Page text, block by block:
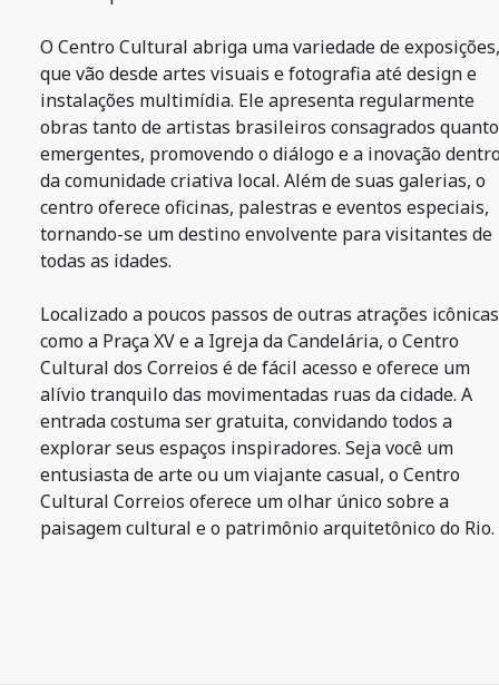
O Centro Cultural abriga uma variedade de exposições,
que vão desde artes visuais e fotografia até design e
instalações multimídia. Ele apresenta regularmente
obras tanto de artistas brasileiros consagrados quanto
emergentes, promovendo o diálogo e a inovação
da comunidade criativa local. Além de suas galerias, o
centro oferece oficinas, palestras e eventos especiais,
tornando-se um destino envolvente para visitantes de
todas as idades.
Localizado a poucos passos de outras atrações icônicas
como a Praça XV e a Igreja da Candelária, o Centro
Cultural dos Correios é de fácil acesso e oferece um
alívio tranquilo das movimentadas ruas da cidade. A
entrada costuma ser gratuita, convidando todos a
explorar seus espaços inspiradores. Seja você um
entusiasta de arte ou um viajante casual, o Centro
Cultural Correios oferece um olhar único sobre a
paisagem cultural e o patrimônio arquitetônico do Rio.